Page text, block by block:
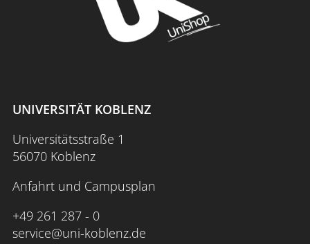
UNIVERSITÄT KOBLENZ
Universitätsstraße 1
56070 Koblenz
Anfahrt und Campusplan
+49 261 287 - 0
service@uni-koblenz.de